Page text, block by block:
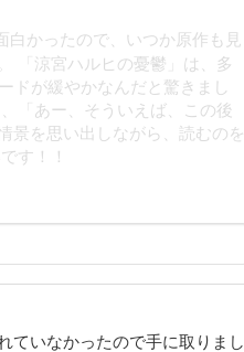
白かったので、いつか原作も見
「涼宮ハルヒの憂鬱」は、多
ドが緩やかなんだと驚きまし
「あー、そういえば、この後
景を思い出しながら、読むのを
す！！
ていなかったので手に取りまし